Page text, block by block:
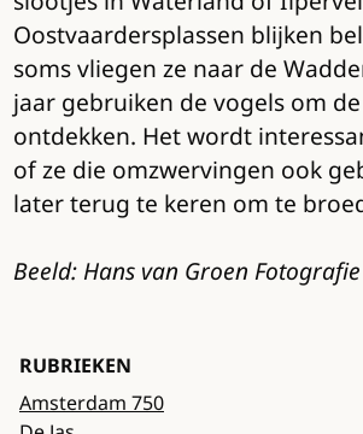
Oostvaardersplassen blijken
soms vliegen ze naar de
jaar gebruiken de vogels om
ontdekken. Het wordt
of ze die omzwervingen ook
later terug te keren om te
Beeld: Hans van Groen Fotografie
RUBRIEKEN
Amsterdam 750